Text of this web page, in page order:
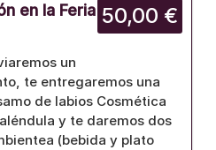
50,00 €
en la Feria
un
te entregaremos una
de labios Cosmética
y te daremos dos
(bebida y plato